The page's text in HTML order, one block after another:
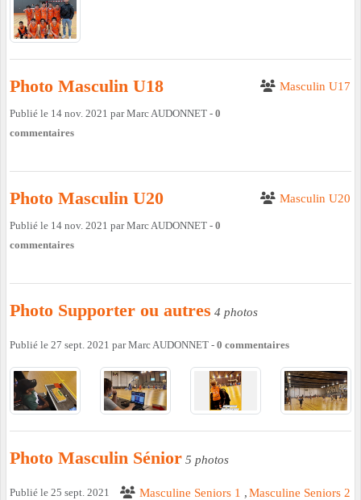
Photo Masculin U18 Masculin U17
Publié le 14 nov. 2021 parMarc AUDONNET - 0
commentaires
Photo Masculin U20 Masculin U20
Publié le 14 nov. 2021 parMarc AUDONNET - 0
commentaires
Photo Supporter ou autres 4 photos
Publié le 27 sept. 2021 parMarc AUDONNET - 0 commentaires
Photo Masculin Sénior 5 photos
Masculine Seniors 1 Masculine Seniors 2
Publié le 25 sept. 2021